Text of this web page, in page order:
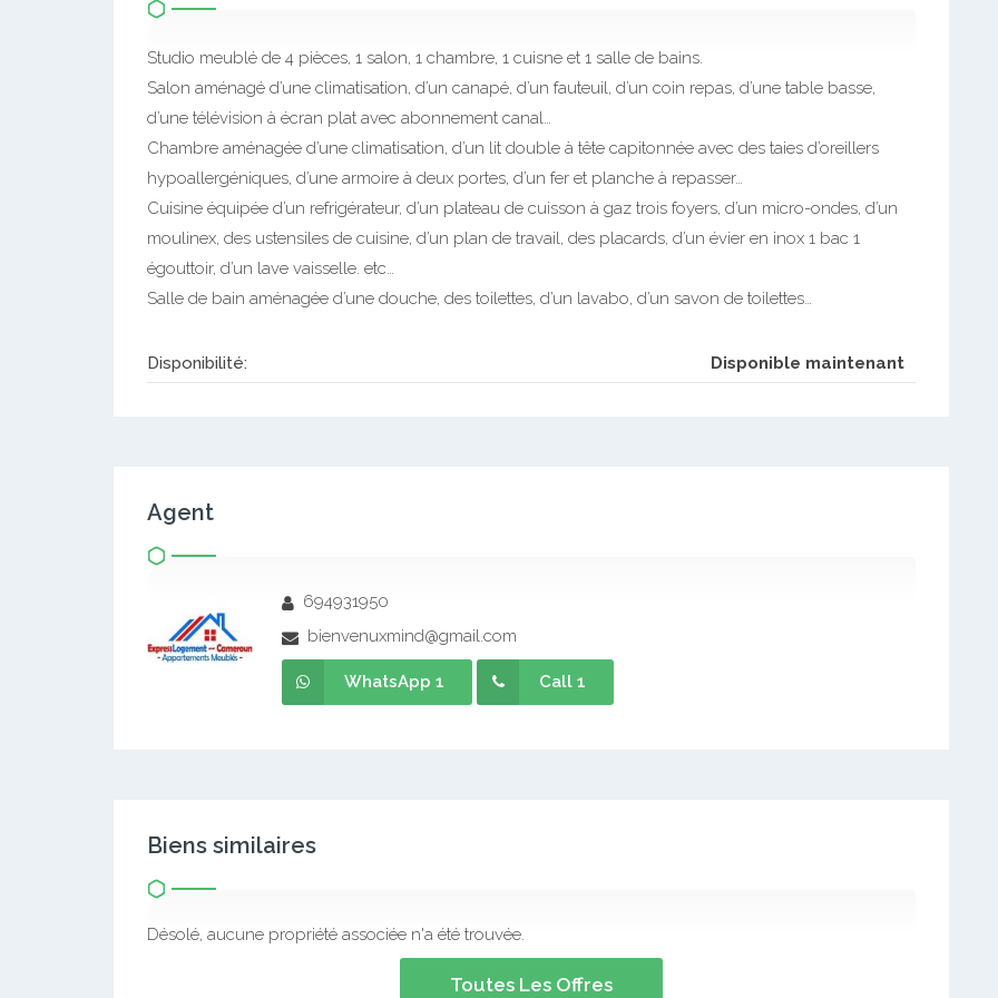
Studio meublé de 4 pièces, 1 salon, 1 chambre, 1 cuisne et 1 salle de bains.
Salon aménagé d’une climatisation, d’un canapé, d’un fauteuil, d’un coin repas, d’une table basse,
d’une télévision à écran plat avec abonnement canal…
Chambre aménagée d’une climatisation, d’un lit double à tête capitonnée avec des taies d’oreillers
hypoallergéniques, d’une armoire à deux portes, d’un fer et planche à repasser…
Cuisine équipée d’un refrigérateur, d’un plateau de cuisson à gaz trois foyers, d’un micro-ondes, d’un
moulinex, des ustensiles de cuisine, d’un plan de travail, des placards, d’un évier en inox 1 bac 1
égouttoir, d’un lave vaisselle. etc…
Salle de bain aménagée d’une douche, des toilettes, d’un lavabo, d’un savon de toilettes…
Disponibilité: Disponible maintenant
Agent
694931950
bienvenuxmind@gmail.com
WhatsApp 1 Call 1
Biens similaires
Désolé, aucune propriété associée n'a été trouvée.
Toutes Les Offres